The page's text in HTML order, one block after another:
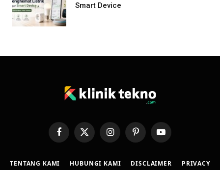
Smart Device
FacebookX
InstagramPinterestYouTube
TENTANG KAMI HUBUNGI KAMI DISCLAIMER PRIVACY